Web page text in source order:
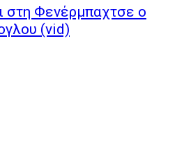
στη Φενέρμπαχτσε ο
(vid)